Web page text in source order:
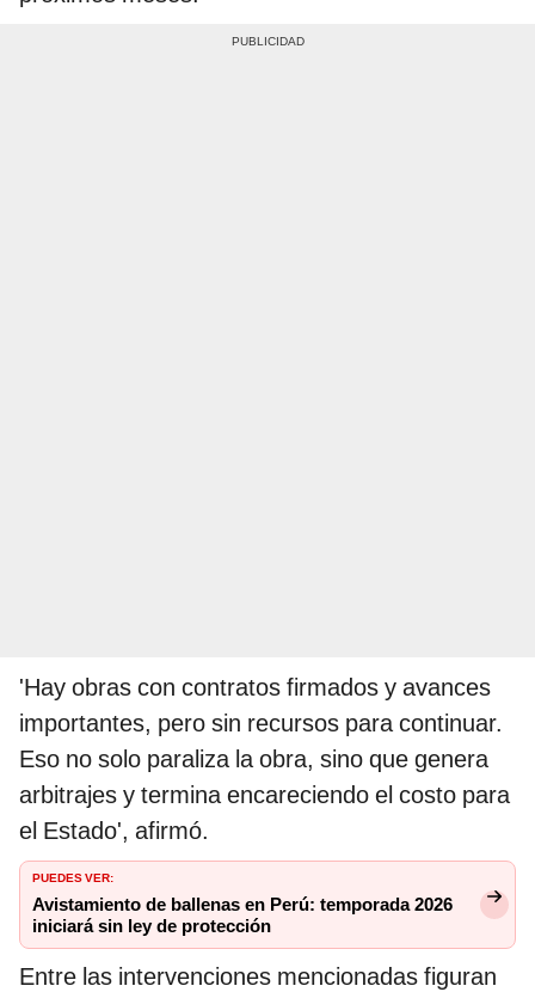
'Hay obras con contratos firmados y avances
importantes, pero sin recursos para continuar.
Eso no solo paraliza la obra, sino que genera
arbitrajes y termina encareciendo el costo para
el Estado', afirmó.
PUEDES VER:
Avistamiento de ballenas en Perú: temporada 2026
iniciará sin ley de protección
Entre las intervenciones mencionadas figuran